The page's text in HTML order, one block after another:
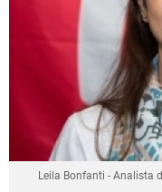
Leila Bonfanti - Analista